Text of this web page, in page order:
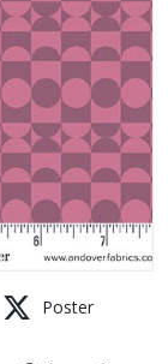
Poster